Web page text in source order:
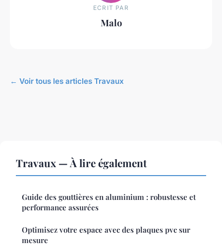
ECRIT PAR
Malo
← Voir tous les articles Travaux
Travaux — À lire également
Guide des gouttières en aluminium : robustesse et
performance assurées
Optimisez votre espace avec des plaques pvc sur
mesure